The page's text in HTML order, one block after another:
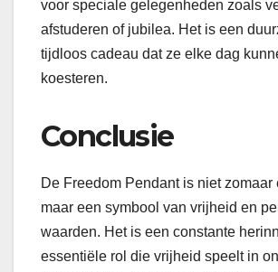
voor speciale gelegenheden zoals
afstuderen of jubilea. Het is een
tijdloos cadeau dat ze elke dag
koesteren.
Conclusie
De Freedom Pendant is niet zomaar
maar een symbool van vrijheid en
waarden. Het is een constante
essentiële rol die vrijheid speelt in